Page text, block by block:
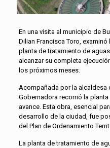
En una visita al municipio de
Dilian Francisca Toro,
planta de tratamiento de
alcanzar su completa
los próximos meses.
Acompañada por la alcaldesa
Gobernadora recorrió la planta
avance. Esta obra, esencial
desarrollo de la ciudad, fue
del Plan de Ordenamiento
La planta de tratamiento de